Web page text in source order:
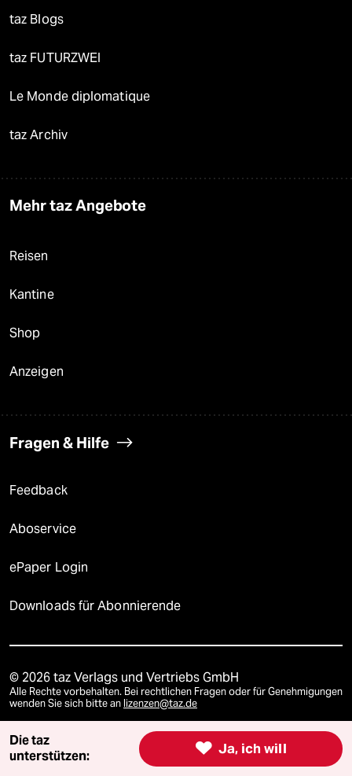
taz Blogs
taz FUTURZWEI
Le Monde diplomatique
taz Archiv
Mehr taz Angebote
Reisen
Kantine
Shop
Anzeigen
Fragen & Hilfe
Feedback
Aboservice
ePaper Login
Downloads für Abonnierende
© 2026 taz Verlags und Vertriebs GmbH
Alle Rechte vorbehalten. Bei rechtlichen Fragen oder für Genehmigungen
wenden Sie sich bitte an lizenzen@taz.de
Feedback Redaktionsstatut Kommune-Richtlinien
 Ja, ich will
Die taz
unterstützen: